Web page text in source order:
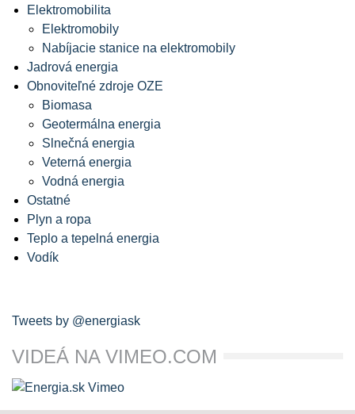
Elektromobilita
Elektromobily
Nabíjacie stanice na elektromobily
Jadrová energia
Obnoviteľné zdroje OZE
Biomasa
Geotermálna energia
Slnečná energia
Veterná energia
Vodná energia
Ostatné
Plyn a ropa
Teplo a tepelná energia
Vodík
Tweets by @energiask
VIDEÁ NA VIMEO.COM